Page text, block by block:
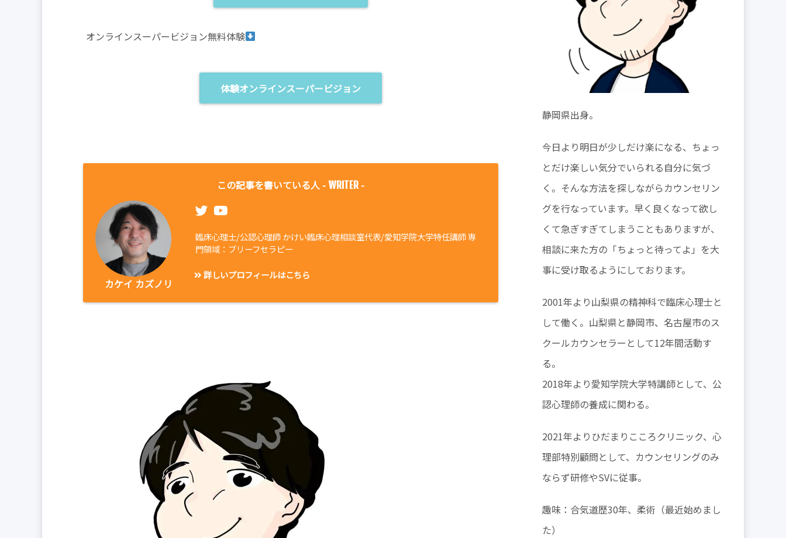
オンラインスーパービジョン無料体験
体験オンラインスーパービジョン
この記事を書いている人 - WRITER -
カケイ カズノリ
臨床心理士/公認心理師 かけい臨床心理相談室代表/愛知学院大学特任講師 専
門領域：ブリーフセラピー
詳しいプロフィールはこちら
静岡県出身。
今日より明日が少しだけ楽になる、ちょっ
とだけ楽しい気分でいられる自分に気づ
く。そんな方法を探しながらカウンセリン
グを行なっています。早く良くなって欲し
くて急ぎすぎてしまうこともありますが、
相談に来た方の「ちょっと待ってよ」を大
事に受け取るようにしております。
2001年より山梨県の精神科で臨床心理士と
して働く。山梨県と静岡市、名古屋市のス
クールカウンセラーとして12年間活動す
る。
2018年より愛知学院大学特講師として、公
認心理師の養成に関わる。
2021年よりひだまりこころクリニック、心
理部特別顧問として、カウンセリングのみ
ならず研修やSVに従事。
趣味：合気道歴30年、柔術（最近始めまし
た）